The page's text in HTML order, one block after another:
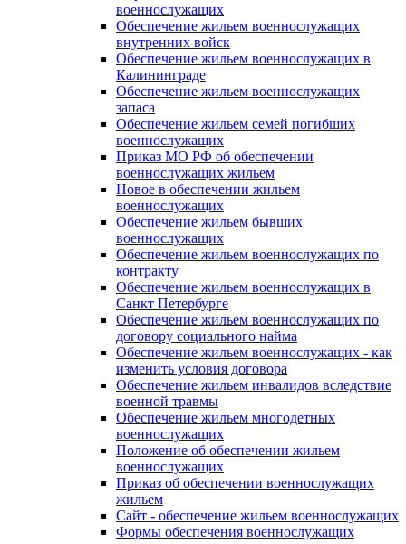
военнослужащих
Обеспечение жильем военнослужащих
внутренних войск
Обеспечение жильем военнослужащих в
Калининграде
Обеспечение жильем военнослужащих
запаса
Обеспечение жильем семей погибших
военнослужащих
Приказ МО РФ об обеспечении
военнослужащих жильем
Новое в обеспечении жильем
военнослужащих
Обеспечение жильем бывших
военнослужащих
Обеспечение жильем военнослужащих по
контракту
Обеспечение жильем военнослужащих в
Санкт Петербурге
Обеспечение жильем военнослужащих по
договору социального найма
Обеспечение жильем военнослужащих - как
изменить условия договора
Обеспечение жильем инвалидов вследствие
военной травмы
Обеспечение жильем многодетных
военнослужащих
Положение об обеспечении жильем
военнослужащих
Приказ об обеспечении военнослужащих
жильем
Сайт - обеспечение жильем военнослужащих
Формы обеспечения военнослужащих